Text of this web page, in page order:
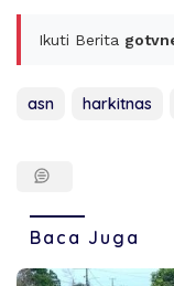
Ikuti Berita
asn harkitnas
Baca Juga